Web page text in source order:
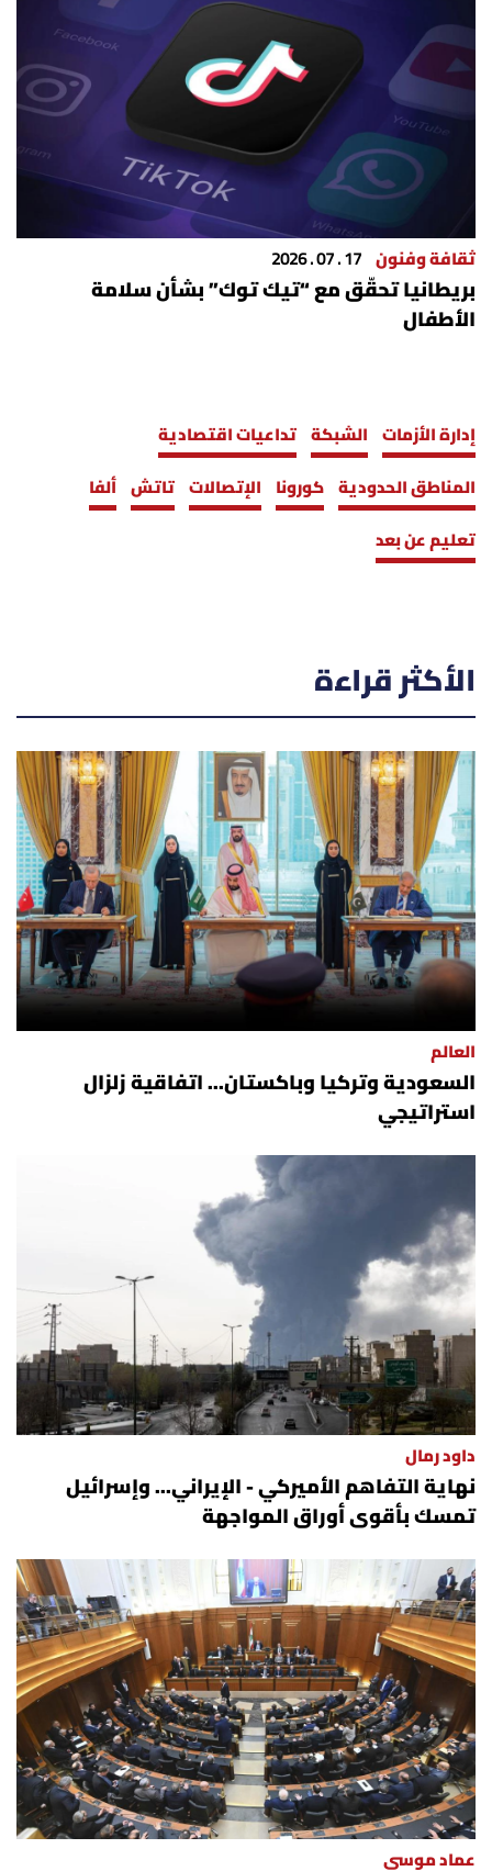
ثقافة وفنون 17 . 07 . 2026
بريطانيا تحقّق مع “تيك توك” بشأن سلامة
الأطفال
إدارة الأزمات الشبكة تداعيات اقتصادية
المناطق الحدودية كورونا الإتصالات تاتش ألفا
تعليم عن بعد
الأكثر قراءة
العالم
السعودية وتركيا وباكستان... اتفاقية زلزال
استراتيجي
داود رمال
نهاية التفاهم الأميركي - الإيراني... وإسرائيل
تمسك بأقوى أوراق المواجهة
عماد موسى